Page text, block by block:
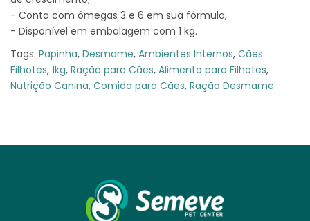
- Conta com ômegas 3 e 6 em sua fórmula,
- Disponível em embalagem com 1 kg.
Tags: Papinha, Desmame, Ambientes Internos, Cães
Filhotes, 1kg, Ração para Cães, Alimento para Filhotes,
Nutrição Canina, Comida para Cães, Ração Desmame